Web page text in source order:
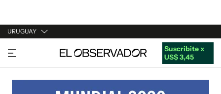
URUGUAY
URUGUAY
ARGENTINA
Suscribite x
US$ 3,45